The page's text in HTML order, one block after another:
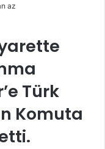
az
Türk
Komuta